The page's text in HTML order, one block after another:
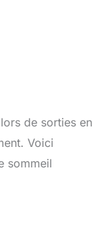
de sorties en
Voici
sommeil